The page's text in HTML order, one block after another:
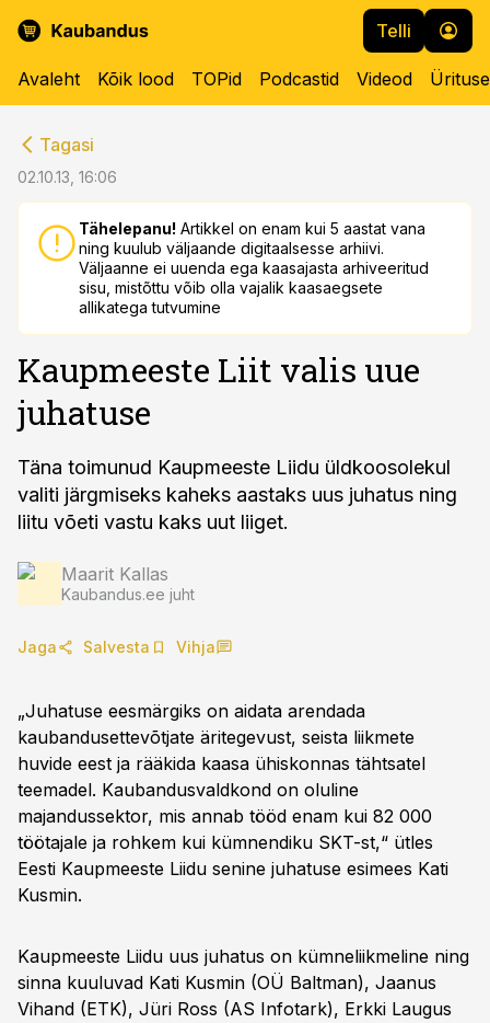
Telli
Avaleht Kõik lood TOPid Podcastid Videod
Tagasi
02.10.13, 16:06
Tähelepanu! Artikkel on enam kui 5 aastat vana
ning kuulub väljaande digitaalsesse arhiivi.
Väljaanne ei uuenda ega kaasajasta arhiveeritud
sisu, mistõttu võib olla vajalik kaasaegsete
allikatega tutvumine
Kaupmeeste Liit valis uue
juhatuse
Täna toimunud Kaupmeeste Liidu üldkoosolekul
valiti järgmiseks kaheks aastaks uus juhatus ning
liitu võeti vastu kaks uut liiget.
Maarit Kallas
Kaubandus.ee juht
Jaga Salvesta Vihja
„Juhatuse eesmärgiks on aidata arendada
kaubandusettevõtjate äritegevust, seista liikmete
huvide eest ja rääkida kaasa ühiskonnas tähtsatel
teemadel. Kaubandusvaldkond on oluline
majandussektor, mis annab tööd enam kui 82 000
töötajale ja rohkem kui kümnendiku SKT-st,“ ütles
Eesti Kaupmeeste Liidu senine juhatuse esimees Kati
Kusmin.
Kaupmeeste Liidu uus juhatus on kümneliikmeline ning
sinna kuuluvad Kati Kusmin (OÜ Baltman), Jaanus
Vihand (ETK), Jüri Ross (AS Infotark), Erkki Laugus